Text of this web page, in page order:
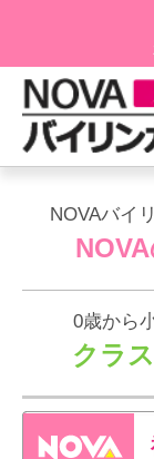
NOVAバイ
0歳から
クラ